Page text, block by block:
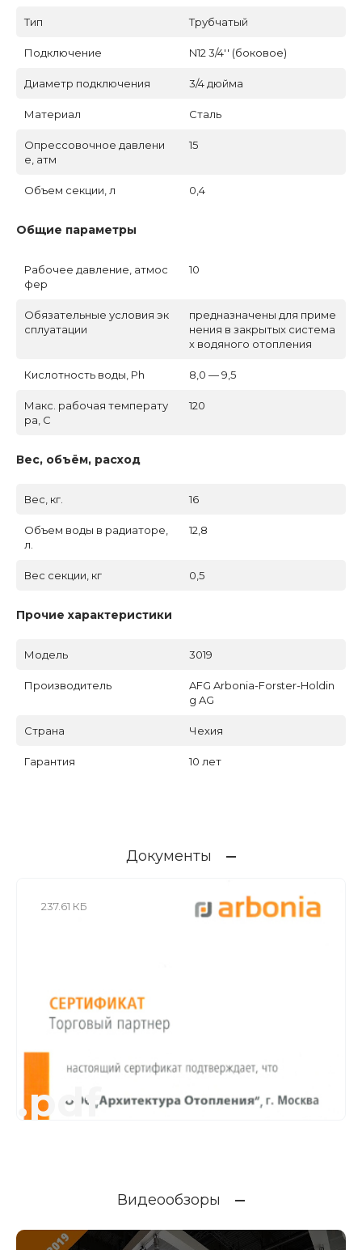
Тип Трубчатый
Подключение N12 3/4'' (боковое)
Диаметр подключения 3/4 дюйма
Материал Сталь
Опрессовочное давлени
е, атм
15
Объем секции, л 0,4
Общие параметры
Рабочее давление, атмос
фер
10
Обязательные условия эк
сплуатации
предназначены для приме
нения в закрытых система
х водяного отопления
Кислотность воды, Ph 8,0 — 9,5
Макс. рабочая температу
ра, C
120
Вес, объём, расход
Вес, кг. 16
Объем воды в радиаторе,
л.
12,8
Вес секции, кг 0,5
Прочие характеристики
Модель 3019
Производитель
AFG Arbonia-Forster-Holdin
g AG
Страна Чехия
Гарантия 10 лет
Документы
237.61 КБ
.pdf
Видеообзоры